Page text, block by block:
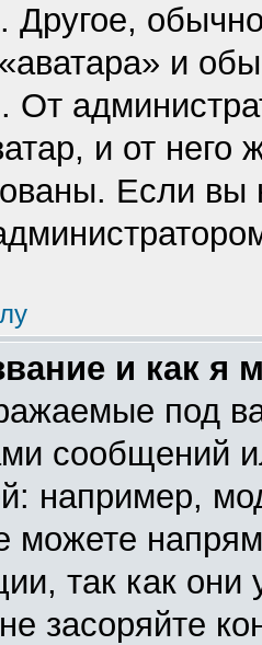
Другое,
и
От
и от него
Если вы
и как я
под
сообщений
например,
так как
засоряйте